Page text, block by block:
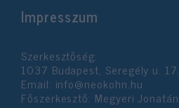
Impresszum
Szerkesztőség:
1037 Budapest, Seregély u. 17.
Email: info@neokohn.hu
Főszerkesztő: Megyeri Jonatán